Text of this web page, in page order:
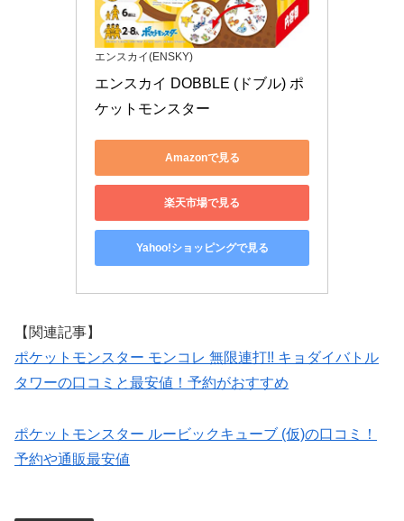
エンスカイ(ENSKY)
エンスカイ DOBBLE (ドブル) ポ
ケットモンスター
Amazonで見る
楽天市場で見る
Yahoo!ショッピングで見る
【関連記事】
ポケットモンスター モンコレ 無限連打!! キョダイバトル
タワーの口コミと最安値！予約がおすすめ
ポケットモンスター ルービックキューブ (仮)の口コミ！
予約や通販最安値